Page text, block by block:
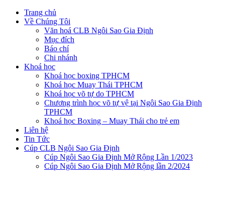
Trang chủ
Về Chúng Tôi
Văn hoá CLB Ngôi Sao Gia Định
Mục đích
Báo chí
Chi nhánh
Khoá học
Khoá học boxing TPHCM
Khoá học Muay Thái TPHCM
Khoá học võ tự do TPHCM
Chương trình học võ tự vệ tại Ngôi Sao Gia Định
TPHCM
Khoá học Boxing – Muay Thái cho trẻ em
Liên hệ
Tin Tức
Cúp CLB Ngôi Sao Gia Định
Cúp Ngôi Sao Gia Định Mở Rộng Lần 1/2023
Cúp Ngôi Sao Gia Định Mở Rộng lần 2/2024